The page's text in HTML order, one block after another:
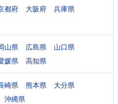
都府 大阪府
兵庫県
山県 広島県
山口県
媛県 高知県
崎県 熊本県
大分県
沖縄県